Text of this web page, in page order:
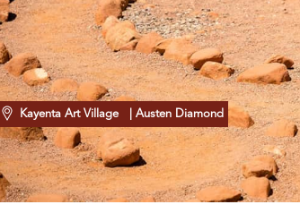
Kayenta Art Village | Austen Diamond